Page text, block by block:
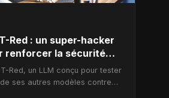
Red : un super-hacker
renforcer la sécurité
Red, un LLM conçu pour tester
ses autres modèles contre